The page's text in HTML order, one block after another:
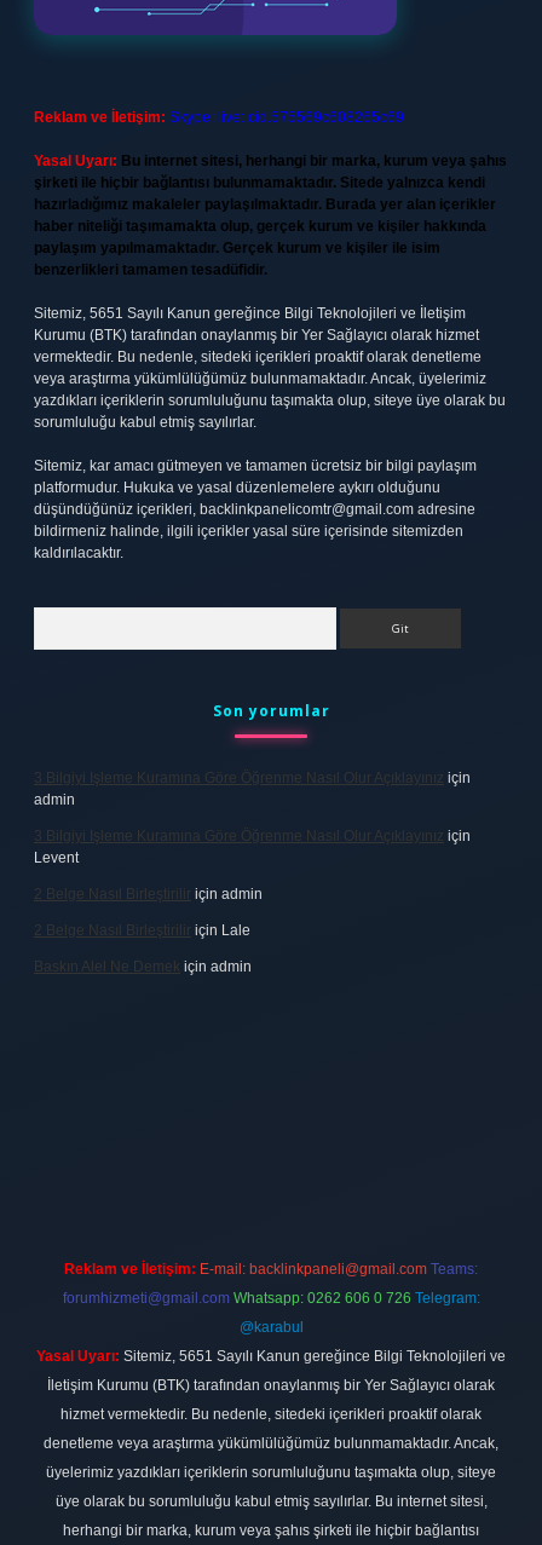
Reklam ve İletişim: Skype: live:.cid.575569c608265c69
Yasal Uyarı: Bu internet sitesi, herhangi bir marka, kurum veya şahıs
şirketi ile hiçbir bağlantısı bulunmamaktadır. Sitede yalnızca kendi
hazırladığımız makaleler paylaşılmaktadır. Burada yer alan içerikler
haber niteliği taşımamakta olup, gerçek kurum ve kişiler hakkında
paylaşım yapılmamaktadır. Gerçek kurum ve kişiler ile isim
benzerlikleri tamamen tesadüfidir.
Sitemiz, 5651 Sayılı Kanun gereğince Bilgi Teknolojileri ve İletişim
Kurumu (BTK) tarafından onaylanmış bir Yer Sağlayıcı olarak hizmet
vermektedir. Bu nedenle, sitedeki içerikleri proaktif olarak denetleme
veya araştırma yükümlülüğümüz bulunmamaktadır. Ancak, üyelerimiz
yazdıkları içeriklerin sorumluluğunu taşımakta olup, siteye üye olarak bu
sorumluluğu kabul etmiş sayılırlar.
Sitemiz, kar amacı gütmeyen ve tamamen ücretsiz bir bilgi paylaşım
platformudur. Hukuka ve yasal düzenlemelere aykırı olduğunu
düşündüğünüz içerikleri, backlinkpanelicomtr@gmail.com adresine
bildirmeniz halinde, ilgili içerikler yasal süre içerisinde sitemizden
kaldırılacaktır.
Son yorumlar
3 Bilgiyi Işleme Kuramına Göre Öğrenme Nasıl Olur Açıklayınız için
admin
3 Bilgiyi Işleme Kuramına Göre Öğrenme Nasıl Olur Açıklayınız için
Levent
2 Belge Nasıl Birleştirilir için admin
2 Belge Nasıl Birleştirilir için Lale
Baskın Alel Ne Demek için admin
Reklam ve İletişim: E-mail: backlinkpaneli@gmail.com Teams:
forumhizmeti@gmail.com Whatsapp: 0262 606 0 726 Telegram:
@karabul
Yasal Uyarı: Sitemiz, 5651 Sayılı Kanun gereğince Bilgi Teknolojileri ve
İletişim Kurumu (BTK) tarafından onaylanmış bir Yer Sağlayıcı olarak
hizmet vermektedir. Bu nedenle, sitedeki içerikleri proaktif olarak
denetleme veya araştırma yükümlülüğümüz bulunmamaktadır. Ancak,
üyelerimiz yazdıkları içeriklerin sorumluluğunu taşımakta olup, siteye
üye olarak bu sorumluluğu kabul etmiş sayılırlar. Bu internet sitesi,
herhangi bir marka, kurum veya şahıs şirketi ile hiçbir bağlantısı